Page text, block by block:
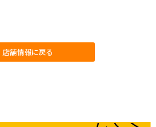
店舗情報に戻る